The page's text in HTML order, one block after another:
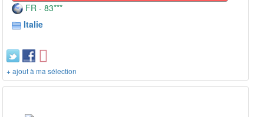
FR - 83***
Italie
+ ajout à ma sélection